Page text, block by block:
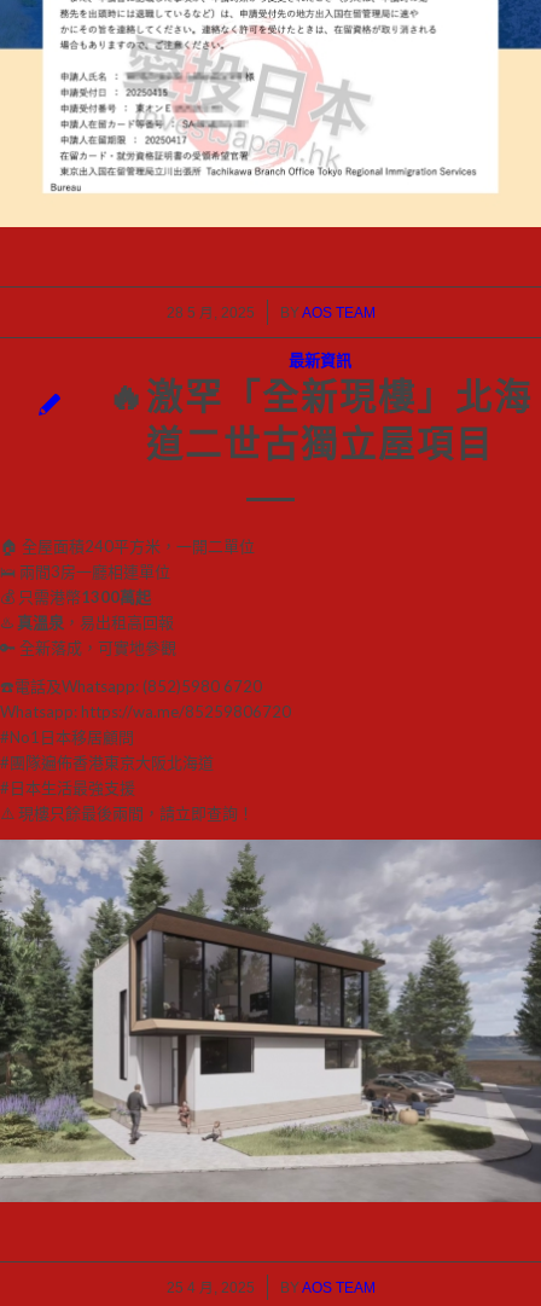
28 5 月, 2025
/ BYAOS TEAM
最新資訊
🔥激罕「全新現樓」北海
道二世古獨立屋項目
🏠 全屋面積240平方米，一開二單位
🛌 兩間3房一廳相連單位
💰 只需港幣1300萬起
♨️真溫泉 ，易出租高回報
🔑 全新落成，可實地參觀
☎️電話及Whatsapp: (852)5980 6720
Whatsapp: https://wa.me/85259806720
#No1日本移居顧問
#團隊遍佈香港東京大阪北海道
#日本生活最強支援
⚠️ 現樓只餘最後兩間，請立即查詢！
25 4 月, 2025
/ BYAOS TEAM